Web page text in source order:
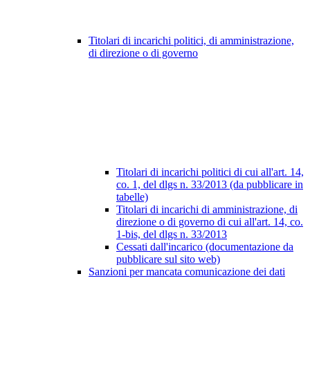
Titolari di incarichi politici, di amministrazione,
di direzione o di governo
Titolari di incarichi politici di cui all'art. 14,
co. 1, del dlgs n. 33/2013 (da pubblicare in
tabelle)
Titolari di incarichi di amministrazione, di
direzione o di governo di cui all'art. 14, co.
1-bis, del dlgs n. 33/2013
Cessati dall'incarico (documentazione da
pubblicare sul sito web)
Sanzioni per mancata comunicazione dei dati